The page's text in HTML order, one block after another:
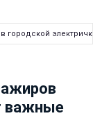
городской
важные